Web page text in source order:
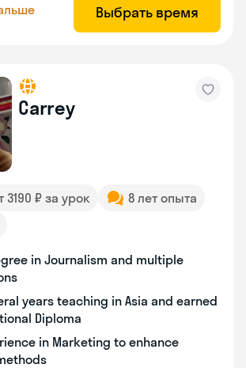
Выбрать время
Carrey
3190 ₽ за урок
8 лет опыта
in Journalism and multiple
years teaching in Asia and earned
Diploma
in Marketing to enhance